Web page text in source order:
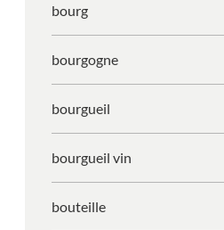
bourg
bourgogne
bourgueil
bourgueil vin
bouteille